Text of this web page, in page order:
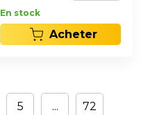
En stock
Acheter
5 ... 72